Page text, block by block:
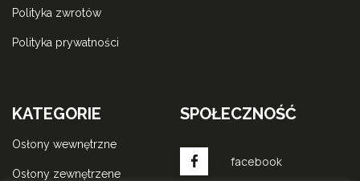
polityka zwrotów
polityka prywatności
KATEGORIE
osłony wewnętrzne
osłony zewnętrzene
SPOŁECZNOŚĆ
facebook